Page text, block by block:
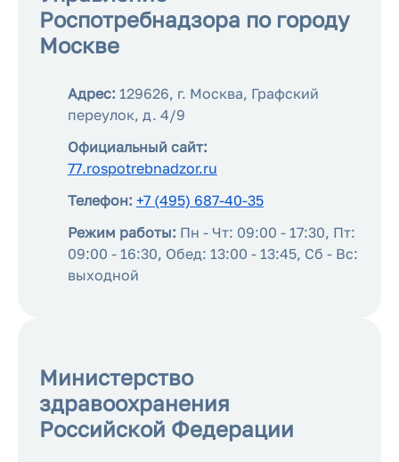
Роспотребнадзора по городу
Москве
Адрес: 129626, г. Москва, Графский
переулок, д. 4/9
Официальный сайт:
77.rospotrebnadzor.ru
Телефон: +7 (495) 687-40-35
Режим работы: Пн - Чт: 09:00 - 17:30, Пт:
09:00 - 16:30, Обед: 13:00 - 13:45, Сб - Вс:
выходной
Министерство
здравоохранения
Российской Федерации